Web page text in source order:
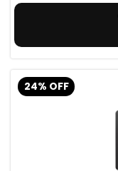
24% OFF